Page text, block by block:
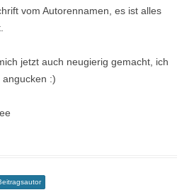
vom Autorennamen, es ist alles
jetzt auch neugierig gemacht, ich
:)